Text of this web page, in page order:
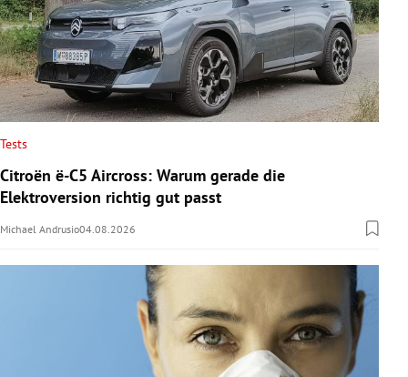
Tests
Citroën ë-C5 Aircross: Warum gerade die
Elektroversion richtig gut passt
Michael Andrusio04.08.2026